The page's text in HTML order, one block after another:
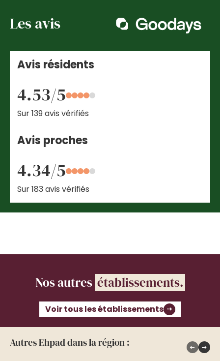
Les avis
Avis résidents
4.53/5
Sur 139 avis vérifiés
Avis proches
4.34/5
Sur 183 avis vérifiés
Nos autres établissements.
Voir tous les établissements
Autres Ehpad dans la région :